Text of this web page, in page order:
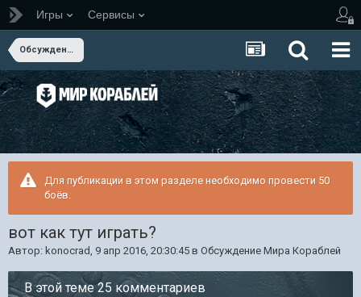
Игры Сервисы
Обсуждение Мира Кораблей
Для публикации в этом разделе необходимо провести 50
боёв.
вот как тут играть?
Автор: konocrad, 9 апр 2016, 20:30:45 в Обсуждение Мира Кораблей
В этой теме 25 комментариев